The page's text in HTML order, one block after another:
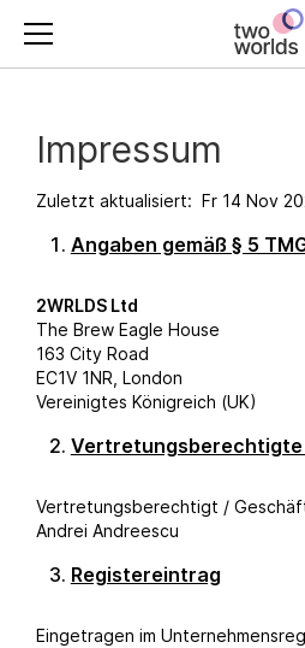
Impressum
Zuletzt aktualisiert: Fr 14 Nov
Angaben gemäß § 5
2WRLDS Ltd
The Brew Eagle House
163 City Road
EC1V 1NR, London
Vereinigtes Königreich (UK)
Vertretungsberechtigte
Vertretungsberechtigt /
Andrei Andreescu
Registereintrag
Eingetragen im